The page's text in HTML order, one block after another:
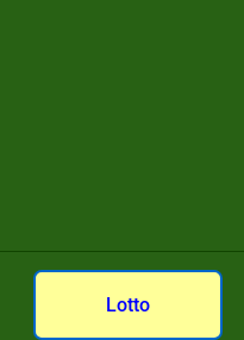
Lotto